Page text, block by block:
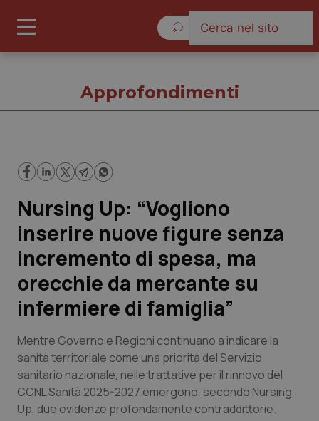
Cronache
Governo e Parlamento
Regioni e Asl
Lavoro e Professioni
Scienza e Farmaci
Studi e Analisi
Approfondimenti
Nursing Up: “Vogliono
inserire nuove figure senza
incremento di spesa, ma
orecchie da mercante su
infermiere di famiglia”
Mentre Governo e Regioni continuano a indicare la
sanità territoriale come una priorità del Servizio
sanitario nazionale, nelle trattative per il rinnovo del
CCNL Sanità 2025-2027 emergono, secondo Nursing
Up, due evidenze profondamente contraddittorie.